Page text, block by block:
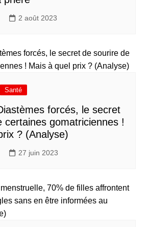
2 août 2023
Santé
forcés, le secret
certaines gomatriciennes !
? (Analyse)
27 juin 2023